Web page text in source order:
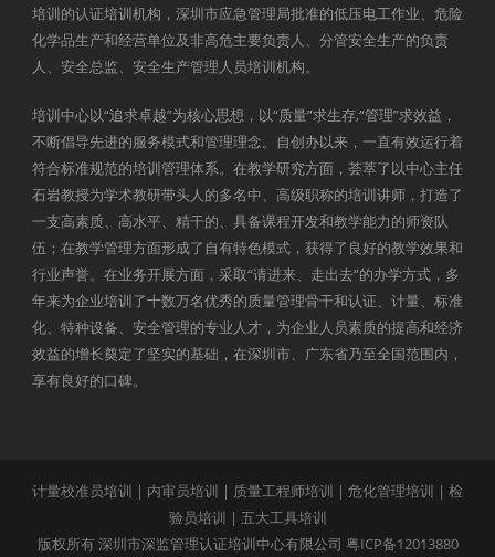
培训的认证培训机构，深圳市应急管理局批准的低压电工作业、危险
化学品生产和经营单位及非高危主要负责人、分管安全生产的负责
人、安全总监、安全生产管理人员培训机构。
培训中心以“追求卓越”为核心思想，以“质量”求生存,“管理”求效益，
不断倡导先进的服务模式和管理理念。自创办以来，一直有效运行着
符合标准规范的培训管理体系。在教学研究方面，荟萃了以中心主任
石岩教授为学术教研带头人的多名中、高级职称的培训讲师，打造了
一支高素质、高水平、精干的、具备课程开发和教学能力的师资队
伍；在教学管理方面形成了自有特色模式，获得了良好的教学效果和
行业声誉。在业务开展方面，采取“请进来、走出去”的办学方式，多
年来为企业培训了十数万名优秀的质量管理骨干和认证、计量、标准
化、特种设备、安全管理的专业人才，为企业人员素质的提高和经济
效益的增长奠定了坚实的基础，在深圳市、广东省乃至全国范围内，
享有良好的口碑。
计量校准员培训 | 内审员培训 | 质量工程师培训 | 危化管理培训 | 检
验员培训 | 五大工具培训
版权所有 深圳市深监管理认证培训中心有限公司 粤ICP备12013880